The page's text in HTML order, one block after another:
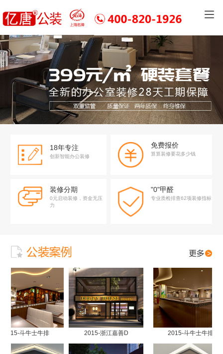
18年专注
创新智能办公装修
免费报价
算算装修要花多少钱
装修分期
0元启动装修，资金无压
力
"0"甲醛
专业质检排查62项装修指标
斗牛士牛排 2015-浙江嘉善D 2015-斗牛士牛排